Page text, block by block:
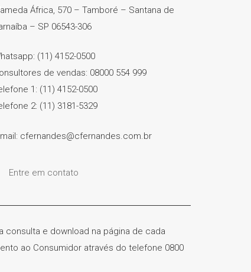
África, 570 – Tamboré – Santana de
– SP 06543-306
(11) 4152-0500
de vendas: 08000 554 999
1: (11) 4152-0500
2: (11) 3181-5329
mail: cfernandes@cfernandes.com.br
Entre em contato
consulta e download na página de cada
ao Consumidor através do telefone 0800